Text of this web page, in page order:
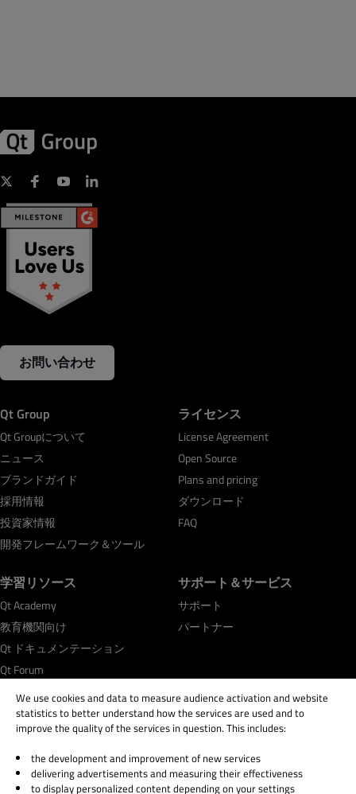
お問い合わせ
Qt Group
Qt Groupについて
ニュース
ブランドガイド
採用情報
投資家情報
開発フレームワーク＆ツール
ライセンス
License Agreement
Open Source
Plans and pricing
ダウンロード
FAQ
学習リソース
Qt Academy
教育機関向け
Qt ドキュメンテーション
Qt Forum
サポート＆サービス
サポート
パートナー
© 2026 The Qt Company
Legal Notice
We use cookies and data to measure audience activation and website
statistics to better understand how the services are used and to
improve the quality of the services in question. This includes:
the development and improvement of new services
delivering advertisements and measuring their effectiveness
to display personalized content depending on your settings